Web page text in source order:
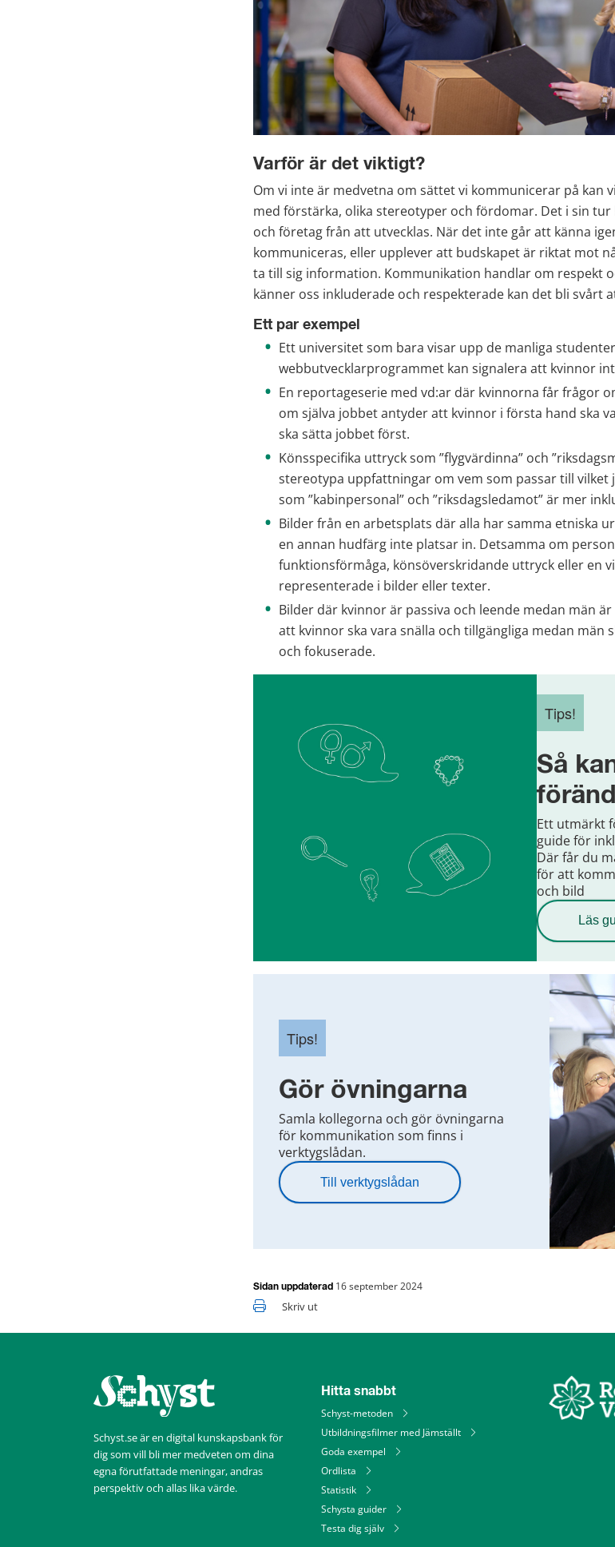
Varför är det viktigt?
Om vi inte är medvetna om sättet vi kommunicerar på kan
med förstärka, olika stereotyper och fördomar. Det i sin
och företag från att utvecklas. När det inte går att känna
kommuniceras, eller upplever att budskapet är riktat mot
ta till sig information. Kommunikation handlar om respekt
känner oss inkluderade och respekterade kan det bli svårt
Ett par exempel
Ett universitet som bara visar upp de manliga
webbutvecklarprogrammet kan signalera att kvinnor
En reportageserie med vd:ar där kvinnorna får frågor
om själva jobbet antyder att kvinnor i första hand ska
ska sätta jobbet först.
Könsspecifika uttryck som ”flygvärdinna” och
stereotypa uppfattningar om vem som passar till vilket
som ”kabinpersonal” och ”riksdagsledamot” är mer
Bilder från en arbetsplats där alla har samma etniska
en annan hudfärg inte platsar in. Detsamma om
funktionsförmåga, könsöverskridande uttryck eller en
representerade i bilder eller texter.
Bilder där kvinnor är passiva och leende medan män
att kvinnor ska vara snälla och tillgängliga medan män
och fokuserade.
Tips!
Så
Ett utmärkt
guide för
Där får du
för att
och bild
Läs
Tips!
Gör övningarna
Samla kollegorna och gör övningarna
för kommunikation som finns i
verktygslådan.
Till verktygslådan
Sidan uppdaterad 16 september 2024
Skriv ut
Schyst.se är en digital kunskapsbank för
dig som vill bli mer medveten om dina
egna förutfattade meningar, andras
perspektiv och allas lika värde.
Hitta snabbt
Schyst-metoden
Utbildningsfilmer med Jämställt
Goda exempel
Ordlista
Statistik
Schysta guider
Testa dig själv